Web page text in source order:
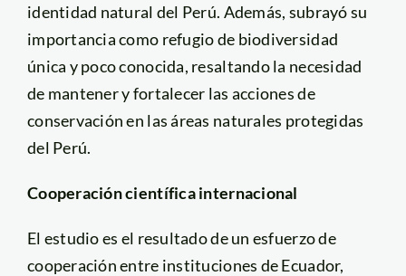
identidad natural del Perú. Además, subrayó su
importancia como refugio de biodiversidad
única y poco conocida, resaltando la necesidad
de mantener y fortalecer las acciones de
conservación en las áreas naturales protegidas
del Perú.
Cooperación científica internacional
El estudio es el resultado de un esfuerzo de
cooperación entre instituciones de Ecuador,